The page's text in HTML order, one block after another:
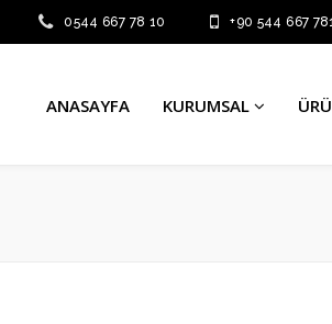
0544 667 78 10 +90 544 667
ANASAYFA KURUMSAL